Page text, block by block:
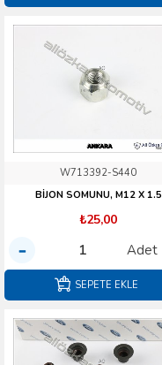
W713392-S440
BİJON SOMUNU, M12 X 1.5
₺25,00
Adet
SEPETE EKLE